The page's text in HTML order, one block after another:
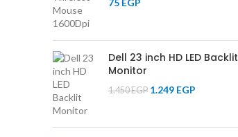
75 EGP
Dell 23 inch HD LED Backlit
Monitor
1.450EGP 1.249 EGP